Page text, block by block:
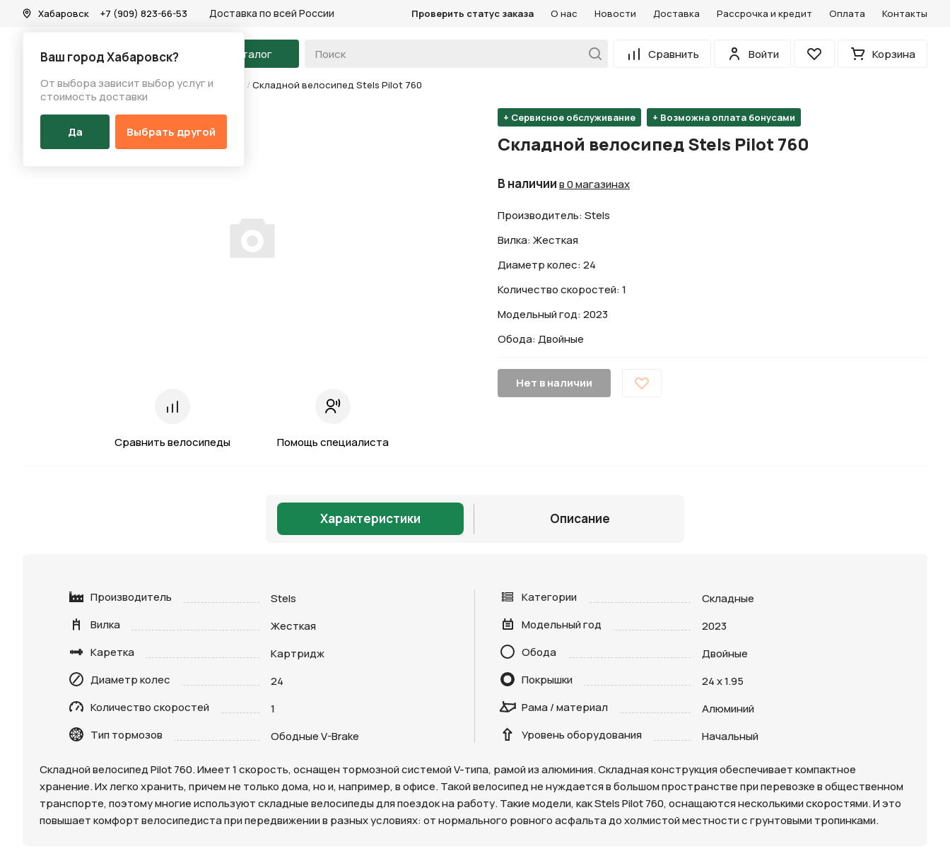
Хабаровск
Ваш город Хабаровск?
От выбора зависит выбор услуг и
стоимость доставки
Да Выбрать другой
+7 (909) 823-66-53 Доставка по всей России Проверить статус заказа О нас Новости Доставка Рассрочка и кредит Оплата Контакты
На главную Каталог Сравнить
Войти
Избранное Корзина
Каталог/Велосипеды/Складные велосипеды / Складной велосипед Stels Pilot 760
Сравнить велосипеды Помощь специалиста
+ Сервисное обслуживание + Возможна оплата бонусами
Складной велосипед Stels Pilot 760
В наличиив 0 магазинах
Производитель: Stels
Вилка: Жесткая
Диаметр колес: 24
Количество скоростей: 1
Модельный год: 2023
Обода: Двойные
Нет в наличии
Характеристики Описание
Производитель
Stels
Вилка
Жесткая
Каретка
Картридж
Диаметр колес
24
Количество скоростей
1
Тип тормозов
Ободные V-Brake
Категории
Складные
Модельный год
2023
Обода
Двойные
Покрышки
24 x 1.95
Рама / материал
Алюминий
Уровень оборудования
Начальный
Складной велосипед Pilot 760. Имеет 1 скорость, оснащен тормозной системой V-типа, рамой из алюминия. Складная конструкция обеспечивает компактное
хранение. Их легко хранить, причем не только дома, но и, например, в офисе. Такой велосипед не нуждается в большом пространстве при перевозке в общественном
транспорте, поэтому многие используют складные велосипеды для поездок на работу. Такие модели, как Stels Pilot 760, оснащаются несколькими скоростями. И это
повышает комфорт велосипедиста при передвижении в разных условиях: от нормального ровного асфальта до холмистой местности с грунтовыми тропинками.
Отправить
персональных данных и соглашаетесь с политикой конфиденциальности